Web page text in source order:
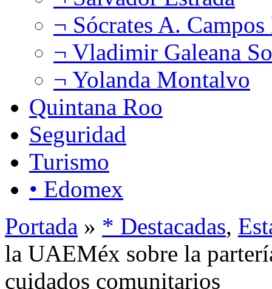
¬ Sócrates A.
¬ Vladimir Galeana
¬ Yolanda Montalvo
Quintana Roo
Seguridad
Turismo
• Edomex
Portada » * Destacadas,
la UAEMéx sobre la
cuidados comunitarios